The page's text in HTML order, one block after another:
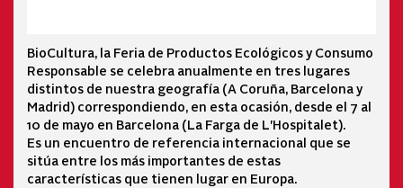
BioCultura, la Feria de Productos Ecológicos y Consumo
Responsable se celebra anualmente en tres lugares
distintos de nuestra geografía (A Coruña, Barcelona y
Madrid) correspondiendo, en esta ocasión, desde el 7 al
10 de mayo en Barcelona (La Farga de L'Hospitalet).
Es un encuentro de referencia internacional que se
sitúa entre los más importantes de estas
características que tienen lugar en Europa.